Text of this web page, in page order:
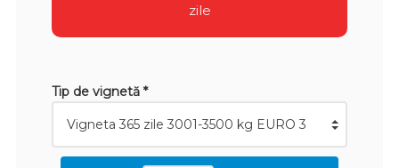
zile
Tip de vignetă *